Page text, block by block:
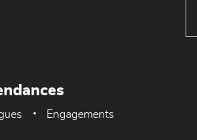
Engagements